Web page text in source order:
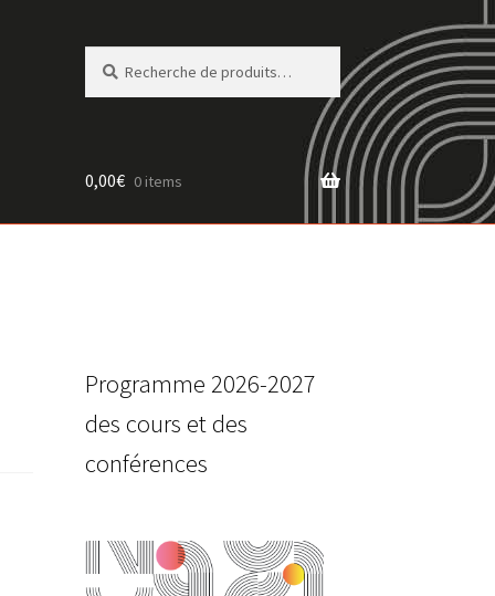
pour :
0,00€ 0 items
Programme 2026-2027
des cours et des
conférences